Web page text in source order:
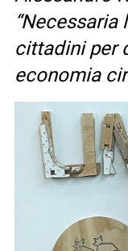
cittadini per
economia